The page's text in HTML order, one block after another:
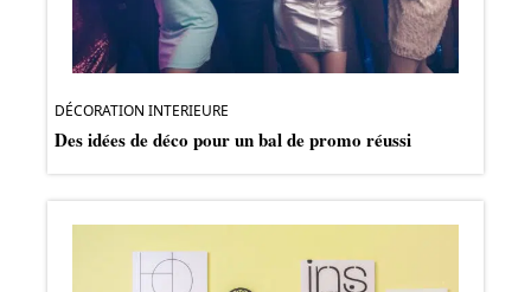
DÉCORATION INTERIEURE
Des idées de déco pour un bal de promo réussi